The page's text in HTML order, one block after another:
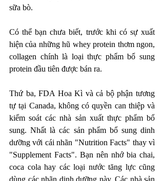
sữa bò.
Có thể bạn chưa biết, trước khi có sự xuất
hiện của những hũ whey protein thơm ngon,
collagen chính là loại thực phẩm bổ sung
protein đầu tiên được bán ra.
Thứ ba, FDA Hoa Kì và cả bộ phận tương
tự tại Canada, không có quyền can thiệp và
kiểm soát các nhà sản xuất thực phẩm bổ
sung. Nhất là các sản phẩm bổ sung dinh
dưỡng với cái nhãn "Nutrition Facts" thay vì
"Supplement Facts". Bạn nên nhớ bia chai,
coca cola hay các loại nước tăng lực cũng
dùng các nhãn dinh dưỡng này. Các nhà sản